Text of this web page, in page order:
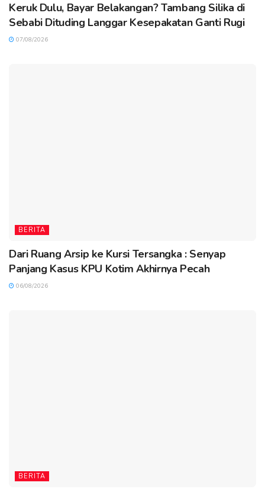
Keruk Dulu, Bayar Belakangan? Tambang Silika di
Sebabi Dituding Langgar Kesepakatan Ganti Rugi
07/08/2026
BERITA
Dari Ruang Arsip ke Kursi Tersangka : Senyap
Panjang Kasus KPU Kotim Akhirnya Pecah
06/08/2026
BERITA